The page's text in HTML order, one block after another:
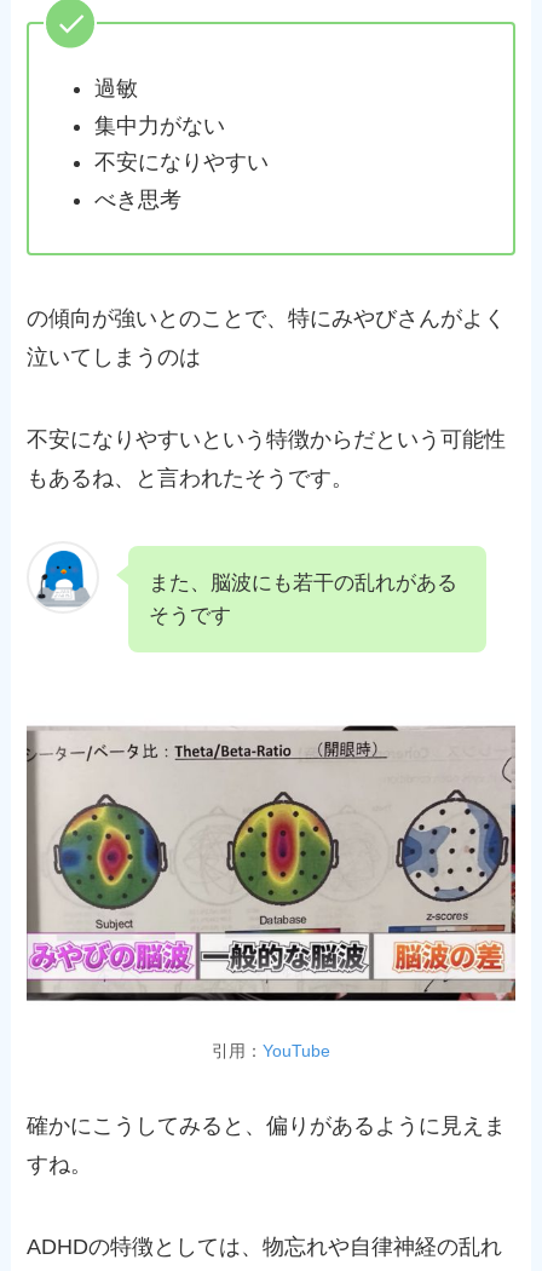
過敏
集中力がない
不安になりやすい
べき思考
の傾向が強いとのことで、特にみやびさんがよく
泣いてしまうのは
不安になりやすいという特徴からだという可能性
もあるね、と言われたそうです。
また、脳波にも若干の乱れがある
そうです
引用： YouTube
確かにこうしてみると、偏りがあるように見えま
すね。
ADHDの特徴としては、物忘れや自律神経の乱れ